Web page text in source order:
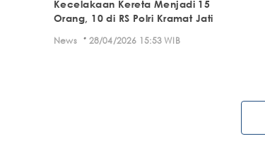
Kecelakaan Kereta Menjadi 15
Orang, 10 di RS Polri Kramat Jati
News · 28/04/2026 15:53 WIB